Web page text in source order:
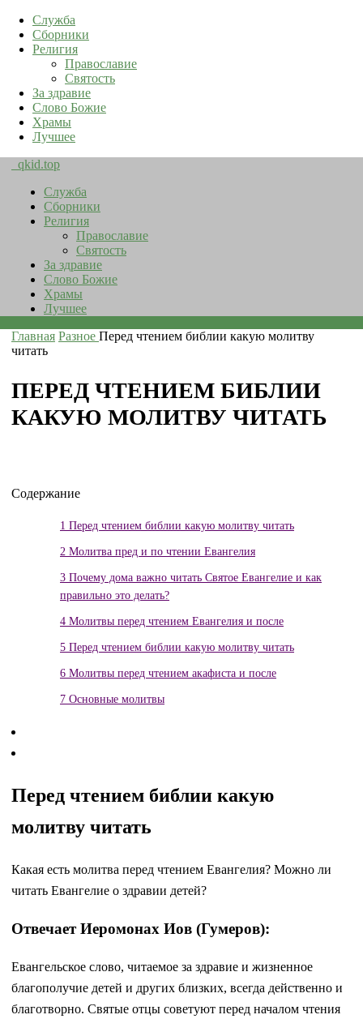
Служба
Сборники
Религия
Православие
Святость
За здравие
Слово Божие
Храмы
Лучшее
qkid.top
Служба
Сборники
Религия
Православие
Святость
За здравие
Слово Божие
Храмы
Лучшее
Главная Разное Перед чтением библии какую молитву
читать
ПЕРЕД ЧТЕНИЕМ БИБЛИИ
КАКУЮ МОЛИТВУ ЧИТАТЬ
Содержание
1 Перед чтением библии какую молитву читать
2 Молитва пред и по чтении Евангелия
3 Почему дома важно читать Святое Евангелие и как
правильно это делать?
4 Молитвы перед чтением Евангелия и после
5 Перед чтением библии какую молитву читать
6 Молитвы перед чтением акафиста и после
7 Основные молитвы
Перед чтением библии какую
молитву читать
Какая есть молитва перед чтением Евангелия? Можно ли
читать Евангелие о здравии детей?
Отвечает Иеромонах Иов (Гумеров):
Евангельское слово, читаемое за здравие и жизненное
благополучие детей и других близких, всегда действенно и
благотворно. Святые отцы советуют перед началом чтения